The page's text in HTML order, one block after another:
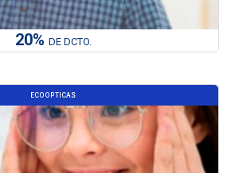
20% DE DCTO.
ECOOPTICAS